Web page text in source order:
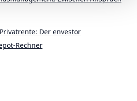
Der envestor
Rechner